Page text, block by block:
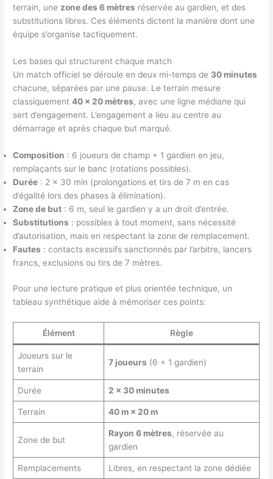
terrain, une zone des 6 mètres réservée au gardien, et des
substitutions libres. Ces éléments dictent la manière dont une
équipe s’organise tactiquement.
Les bases qui structurent chaque match
Un match officiel se déroule en deux mi-temps de 30 minutes
chacune, séparées par une pause. Le terrain mesure
classiquement40 × 20 mètres, avec une ligne médiane qui
sert d’engagement. L’engagement a lieu au centre au
démarrage et après chaque but marqué.
Composition : 6 joueurs de champ + 1 gardien en jeu,
remplaçants sur le banc (rotations possibles).
Durée : 2 × 30 min (prolongations et tirs de 7 m en cas
d’égalité lors des phases à élimination).
Zone de but : 6 m, seul le gardien y a un droit d’entrée.
Substitutions : possibles à tout moment, sans nécessité
d’autorisation, mais en respectant la zone de remplacement.
Fautes : contacts excessifs sanctionnés par l’arbitre, lancers
francs, exclusions ou tirs de 7 mètres.
Pour une lecture pratique et plus orientée technique, un
tableau synthétique aide à mémoriser ces points:
Élément Règle
Joueurs sur le
terrain
7 joueurs (6 + 1 gardien)
Durée 2 × 30 minutes
Terrain 40 m × 20 m
Zone de but
Rayon 6 mètres, réservée au
gardien
Remplacements Libres, en respectant la zone dédiée